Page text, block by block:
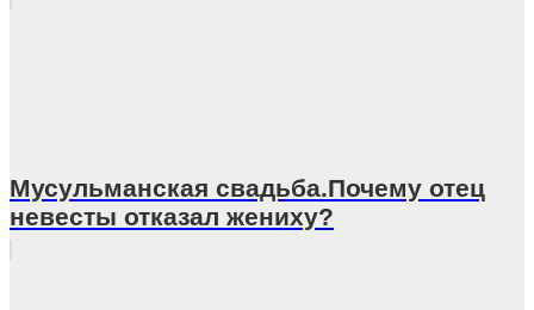
Мусульманcкая свадьба.Почему отец
невесты отказал жениху?